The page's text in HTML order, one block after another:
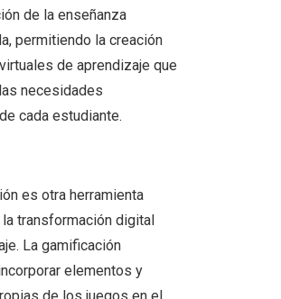
de la enseñanza
permitiendo la creación
de aprendizaje que
necesidades
cada estudiante.
es otra herramienta
transformación digital
La gamificación
elementos y